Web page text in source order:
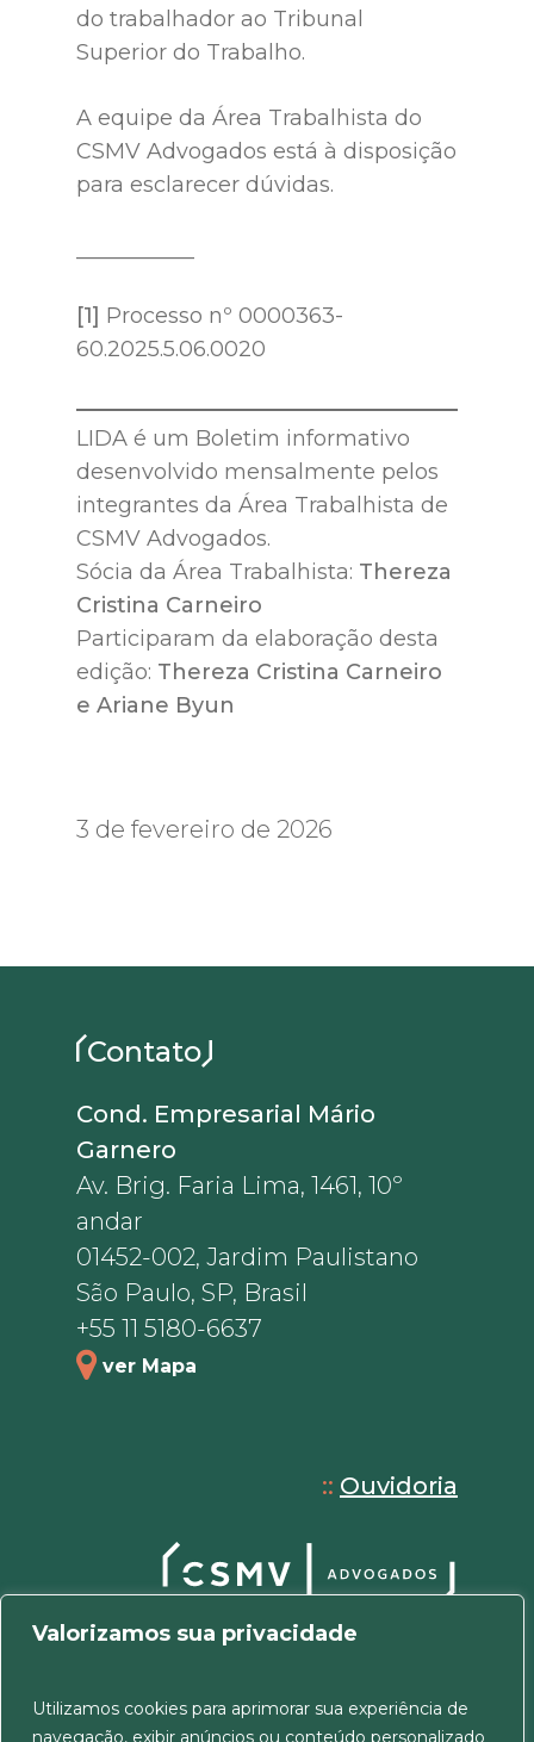
Valorizamos sua privacidade
Utilizamos cookies para aprimorar sua experiência de
navegação, exibir anúncios ou conteúdo personalizado
do trabalhador ao Tribunal
Superior do Trabalho.
A equipe da Área Trabalhista do
CSMV Advogados está à disposição
para esclarecer dúvidas.
[1] Processo nº 0000363-
60.2025.5.06.0020
LIDA é um Boletim informativo
desenvolvido mensalmente pelos
integrantes da Área Trabalhista de
CSMV Advogados.
Sócia da Área Trabalhista: Thereza
Cristina Carneiro
Participaram da elaboração desta
edição: Thereza Cristina Carneiro
e Ariane Byun
3 de fevereiro de 2026
Contato
Cond. Empresarial Mário
Garnero
Av. Brig. Faria Lima, 1461, 10º
andar
01452-002, Jardim Paulistano
São Paulo, SP, Brasil
+55 11 5180-6637
ver Mapa
:: Ouvidoria